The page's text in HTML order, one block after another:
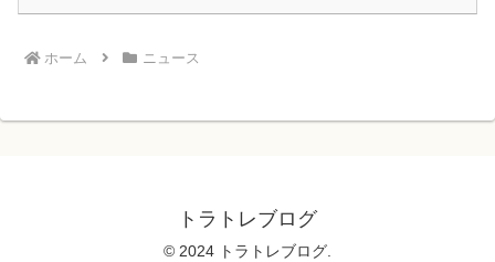
ホーム ニュース
トラトレブログ
© 2024 トラトレブログ.